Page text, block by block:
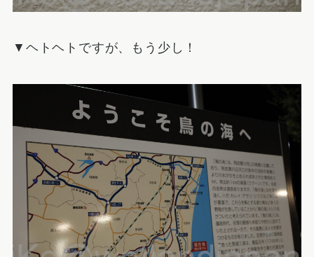
▼ヘトヘトですが、もう少し！